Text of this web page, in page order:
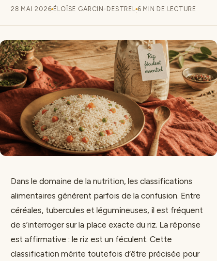
Déco
28 MAI 2026·ÉLOÏSE GARCIN-DESTREL·6 MIN DE LECTURE
Dans le domaine de la nutrition, les classifications
alimentaires génèrent parfois de la confusion. Entre
céréales, tubercules et légumineuses, il est fréquent
de s’interroger sur la place exacte du riz. La réponse
est affirmative : le riz est un féculent. Cette
classification mérite toutefois d’être précisée pour